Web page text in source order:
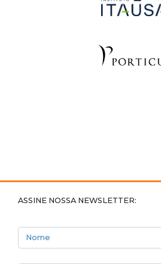
ASSINE NOSSA NEWSLETTER: